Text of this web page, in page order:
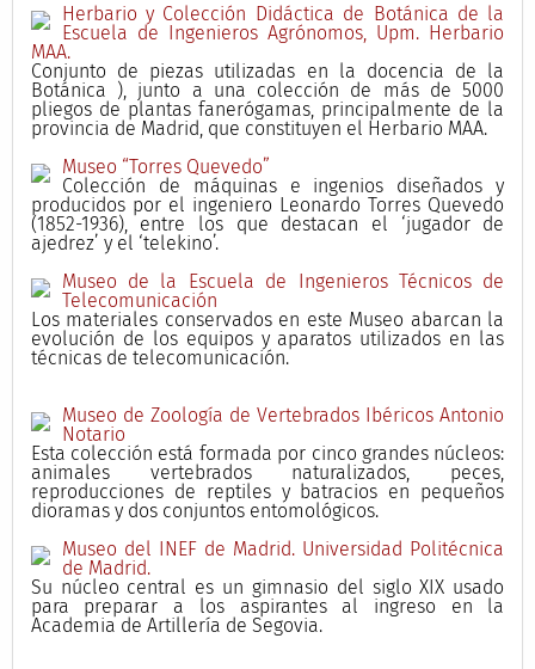
Herbario y Colección Didáctica de Botánica de la
Escuela de Ingenieros Agrónomos, Upm. Herbario
MAA.
Conjunto de piezas utilizadas en la docencia de la
Botánica ), junto a una colección de más de 5000
pliegos de plantas fanerógamas, principalmente de la
provincia de Madrid, que constituyen el Herbario MAA.
Museo “Torres Quevedo”
Colección de máquinas e ingenios diseñados y
producidos por el ingeniero Leonardo Torres Quevedo
(1852-1936), entre los que destacan el ‘jugador de
ajedrez’ y el ‘telekino’.
Museo de la Escuela de Ingenieros Técnicos de
Telecomunicación
Los materiales conservados en este Museo abarcan la
evolución de los equipos y aparatos utilizados en las
técnicas de telecomunicación.
Museo de Zoología de Vertebrados Ibéricos Antonio
Notario
Esta colección está formada por cinco grandes núcleos:
animales vertebrados naturalizados, peces,
reproducciones de reptiles y batracios en pequeños
dioramas y dos conjuntos entomológicos.
Museo del INEF de Madrid. Universidad Politécnica
de Madrid.
Su núcleo central es un gimnasio del siglo XIX usado
para preparar a los aspirantes al ingreso en la
Academia de Artillería de Segovia.